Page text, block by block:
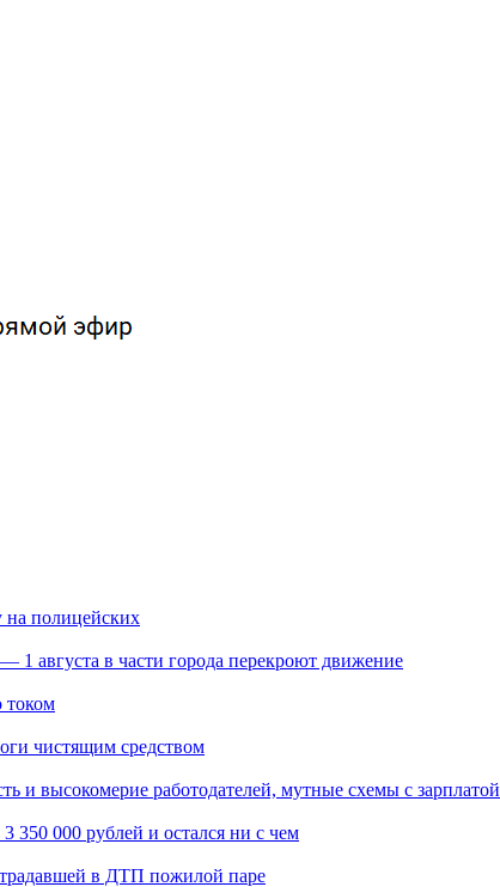
на полицейских
1 августа в части города перекроют движение
током
чистящим средством
и высокомерие работодателей, мутные схемы с зарплатой
350 000 рублей и остался ни с чем
в ДТП пожилой паре